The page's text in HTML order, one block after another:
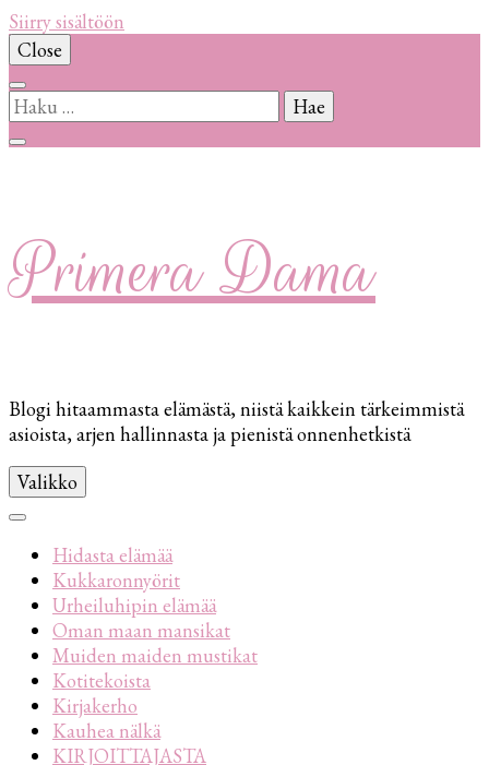
Siirry sisältöön
Close
Haku:
Primera Dama
Blogi hitaammasta elämästä, niistä kaikkein tärkeimmistä
asioista, arjen hallinnasta ja pienistä onnenhetkistä
Valikko
Hidasta elämää
Kukkaronnyörit
Urheiluhipin elämää
Oman maan mansikat
Muiden maiden mustikat
Kotitekoista
Kirjakerho
Kauhea nälkä
KIRJOITTAJASTA